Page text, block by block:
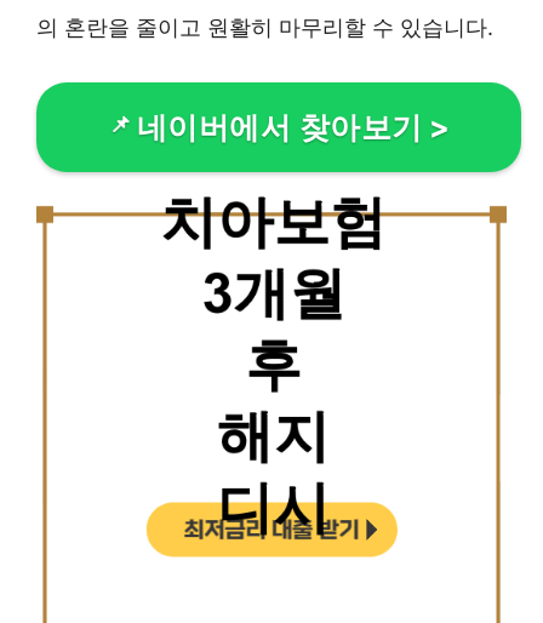
의 혼란을 줄이고 원활히 마무리할 수 있습니다.
네이버에서 찾아보기 >